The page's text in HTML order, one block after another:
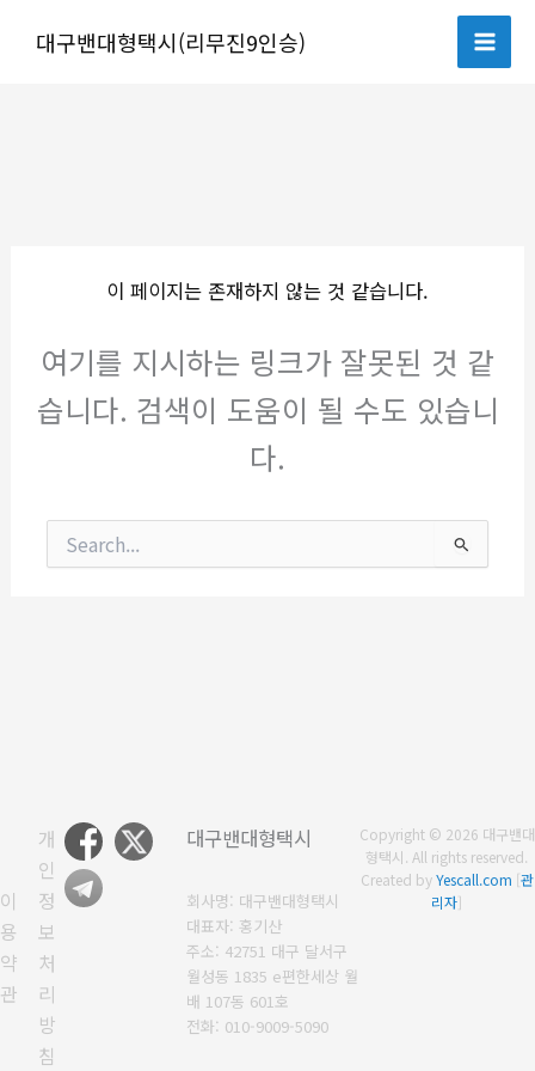
대구밴대형택시(리무진9인승)
이 페이지는 존재하지 않는 것 같습니다.
여기를 지시하는 링크가 잘못된 것 같
습니다. 검색이 도움이 될 수도 있습니
다.
이
용
약
관
개
인
정
보
처
리
방
침
대구밴대형택시
회사명: 대구밴대형택시
대표자: 홍기산
주소: 42751 대구 달서구
월성동 1835 e편한세상 월
배 107동 601호
전화: 010-9009-5090
Copyright © 2026 대구밴대
형택시. All rights reserved.
Created byYescall.com [관
리자]